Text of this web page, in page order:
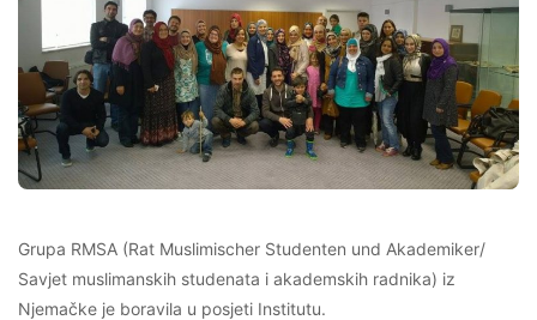
Grupa RMSA (Rat Muslimischer Studenten und Akademiker/
Savjet muslimanskih studenata i akademskih radnika) iz
Njemačke je boravila u posjeti Institutu.